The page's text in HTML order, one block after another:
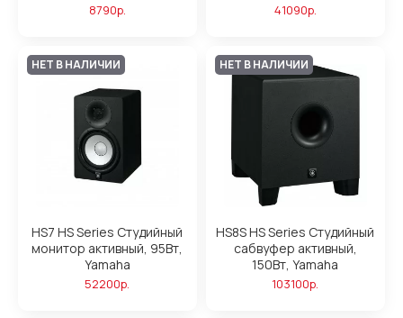
8790р. 41090р.
НЕТ В НАЛИЧИИ
HS7 HS Series Студийный
монитор активный, 95Вт,
Yamaha
52200р.
НЕТ В НАЛИЧИИ
HS8S HS Series Студийный
сабвуфер активный,
150Вт, Yamaha
103100р.